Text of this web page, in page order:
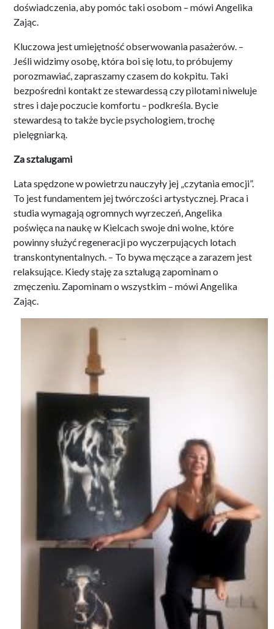
doświadczenia, aby pomóc taki osobom – mówi Angelika
Zając.
Kluczowa jest umiejętność obserwowania pasażerów. –
Jeśli widzimy osobę, która boi się lotu, to próbujemy
porozmawiać, zapraszamy czasem do kokpitu. Taki
bezpośredni kontakt ze stewardessą czy pilotami niweluje
stres i daje poczucie komfortu – podkreśla. Bycie
stewardesą to także bycie psychologiem, trochę
pielęgniarką.
Za sztalugami
Lata spędzone w powietrzu nauczyły jej „czytania emocji”.
To jest fundamentem jej twórczości artystycznej. Praca i
studia wymagają ogromnych wyrzeczeń, Angelika
poświęca na naukę w Kielcach swoje dni wolne, które
powinny służyć regeneracji po wyczerpujących lotach
transkontynentalnych. – To bywa męczące a zarazem jest
relaksujące. Kiedy staję za sztalugą zapominam o
zmęczeniu. Zapominam o wszystkim – mówi Angelika
Zając.